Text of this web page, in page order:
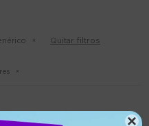

Quitar filtros